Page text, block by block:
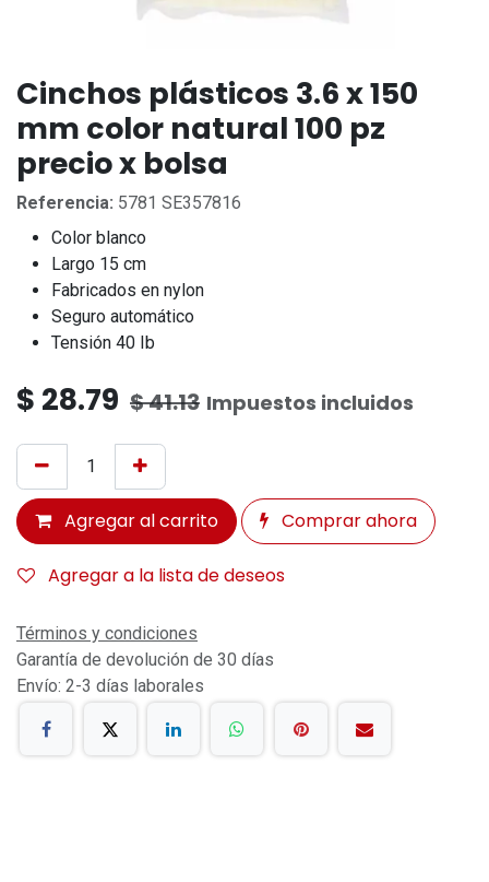
Cinchos plásticos 3.6 x 150
mm color natural 100 pz
precio x bolsa
Referencia: 5781 SE357816
Color blanco
Largo 15 cm
Fabricados en nylon
Seguro automático
Tensión 40 Ib
$ 28.79 $41.13 Impuestos incluidos
Agregar al carrito Comprar ahora
Agregar a la lista de deseos
Términos y condiciones
Garantía de devolución de 30 días
Envío: 2-3 días laborales